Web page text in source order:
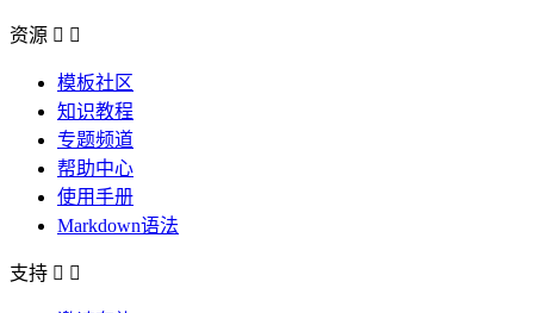
资源  
模板社区
知识教程
专题频道
帮助中心
使用手册
Markdown语法
支持  